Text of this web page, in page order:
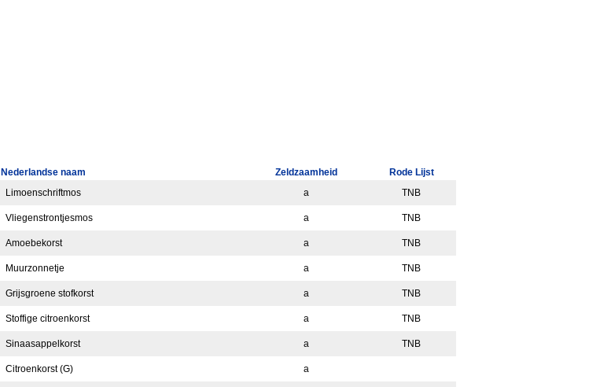
Nederlandse naam Zeldzaamheid
Rode Lijst
Limoenschriftmos a TNB
Vliegenstrontjesmos a TNB
Amoebekorst a TNB
Muurzonnetje a TNB
Grijsgroene stofkorst a TNB
Stoffige citroenkorst a TNB
Sinaasappelkorst a TNB
Citroenkorst (G) a